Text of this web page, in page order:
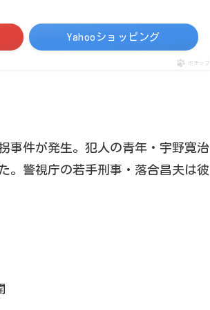
Yahooショッピング
ポチップ
事件が発生。犯人の青年・宇野寛治
。警視庁の若手刑事・落合昌夫は彼